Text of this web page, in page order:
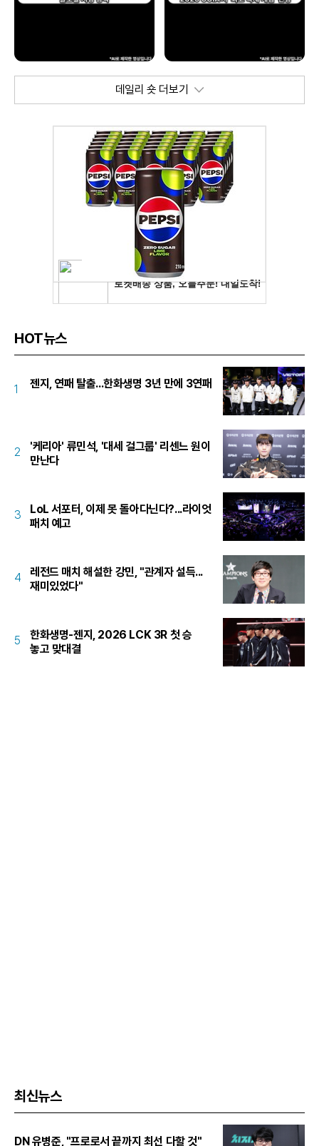
데일리 숏 더보기
HOT뉴스
1 젠지, 연패 탈출...한화생명 3년 만에 3연패
2
'케리아' 류민석, '대세 걸그룹' 리센느 원이
만난다
3
LoL 서포터, 이제 못 돌아다닌다?...라이엇
패치 예고
4
레전드 매치 해설한 강민, "관계자 설득...
재미있었다"
5
한화생명-젠지, 2026 LCK 3R 첫 승
놓고 맞대결
최신뉴스
DN 유병준, "프로로서 끝까지 최선 다할 것"